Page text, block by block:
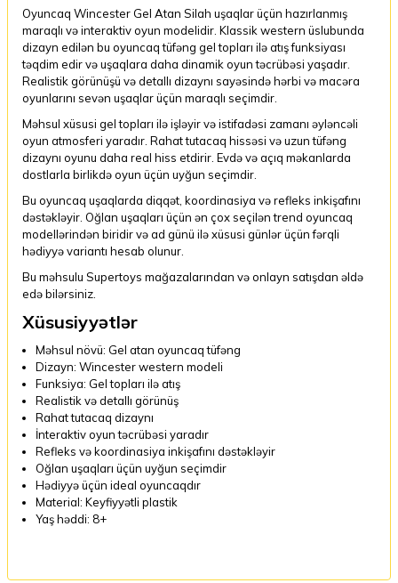
Oyuncaq Wincester Gel Atan Silah uşaqlar üçün hazırlanmış
maraqlı və interaktiv oyun modelidir. Klassik western üslubunda
dizayn edilən bu oyuncaq tüfəng gel topları ilə atış funksiyası
təqdim edir və uşaqlara daha dinamik oyun təcrübəsi yaşadır.
Realistik görünüşü və detallı dizaynı sayəsində hərbi və macəra
oyunlarını sevən uşaqlar üçün maraqlı seçimdir.
Məhsul xüsusi gel topları ilə işləyir və istifadəsi zamanı əyləncəli
oyun atmosferi yaradır. Rahat tutacaq hissəsi və uzun tüfəng
dizaynı oyunu daha real hiss etdirir. Evdə və açıq məkanlarda
dostlarla birlikdə oyun üçün uyğun seçimdir.
Bu oyuncaq uşaqlarda diqqət, koordinasiya və refleks inkişafını
dəstəkləyir. Oğlan uşaqları üçün ən çox seçilən trend oyuncaq
modellərindən biridir və ad günü ilə xüsusi günlər üçün fərqli
hədiyyə variantı hesab olunur.
Bu məhsulu Supertoys mağazalarından və onlayn satışdan əldə
edə bilərsiniz.
Xüsusiyyətlər
Məhsul növü: Gel atan oyuncaq tüfəng
Dizayn: Wincester western modeli
Funksiya: Gel topları ilə atış
Realistik və detallı görünüş
Rahat tutacaq dizaynı
İnteraktiv oyun təcrübəsi yaradır
Refleks və koordinasiya inkişafını dəstəkləyir
Oğlan uşaqları üçün uyğun seçimdir
Hədiyyə üçün ideal oyuncaqdır
Material: Keyfiyyətli plastik
Yaş həddi: 8+